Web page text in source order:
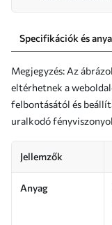
Specifikációk és
Megjegyzés: Az
eltérhetnek a
felbontásától és
uralkodó
Jellemzők
Anyag